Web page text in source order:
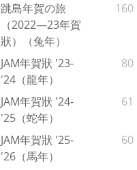
跳島年賀の旅
（2022—23年賀
狀）（兔年）
160
JAM年賀狀 '23-
'24（龍年）
80
JAM年賀狀 '24-
'25（蛇年）
61
JAM年賀狀 '25-
'26（馬年）
60